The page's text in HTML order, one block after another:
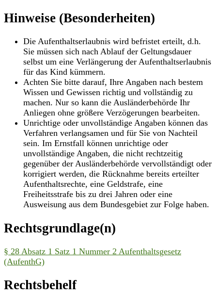
Hinweise (Besonderheiten)
Die Aufenthaltserlaubnis wird befristet erteilt, d.h.
Sie müssen sich nach Ablauf der Geltungsdauer
selbst um eine Verlängerung der Aufenthaltserlaubnis
für das Kind kümmern.
Achten Sie bitte darauf, Ihre Angaben nach bestem
Wissen und Gewissen richtig und vollständig zu
machen. Nur so kann die Ausländerbehörde Ihr
Anliegen ohne größere Verzögerungen bearbeiten.
Unrichtige oder unvollständige Angaben können das
Verfahren verlangsamen und für Sie von Nachteil
sein. Im Ernstfall können unrichtige oder
unvollständige Angaben, die nicht rechtzeitig
gegenüber der Ausländerbehörde vervollständigt oder
korrigiert werden, die Rücknahme bereits erteilter
Aufenthaltsrechte, eine Geldstrafe, eine
Freiheitsstrafe bis zu drei Jahren oder eine
Ausweisung aus dem Bundesgebiet zur Folge haben.
Rechtsgrundlage(n)
§ 28 Absatz 1 Satz 1 Nummer 2 Aufenthaltsgesetz
(AufenthG)
Rechtsbehelf